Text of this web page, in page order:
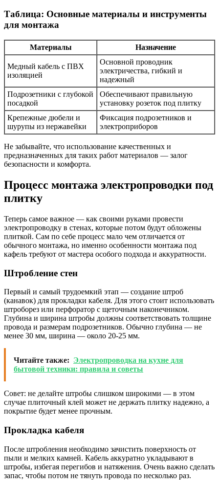
Таблица: Основные материалы и инструменты
для монтажа
Материалы Назначение
Медный кабель с ПВХ
изоляцией
Основной проводник
электричества, гибкий и
надежный
Подрозетники с глубокой
посадкой
Обеспечивают правильную
установку розеток под плитку
Крепежные дюбели и
шурупы из нержавейки
Фиксация подрозетников и
электроприборов
Не забывайте, что использование качественных и
предназначенных для таких работ материалов — залог
безопасности и комфорта.
Процесс монтажа электропроводки под
плитку
Теперь самое важное — как своими руками провести
электропроводку в стенах, которые потом будут обложены
плиткой. Сам по себе процесс мало чем отличается от
обычного монтажа, но именно особенности монтажа под
кафель требуют от мастера особого подхода и аккуратности.
Штробление стен
Первый и самый трудоемкий этап — создание штроб
(канавок) для прокладки кабеля. Для этого стоит использовать
штроборез или перфоратор с щеточным наконечником.
Глубина и ширина штробы должны соответствовать толщине
провода и размерам подрозетников. Обычно глубина — не
менее 30 мм, ширина — около 20-25 мм.
Читайте также: Электропроводка на кухне для
бытовой техники: правила и советы
Совет: не делайте штробы слишком широкими — в этом
случае плиточный клей может не держать плитку надежно, а
покрытие будет менее прочным.
Прокладка кабеля
После штробления необходимо зачистить поверхность от
пыли и мелких камней. Кабель аккуратно укладывают в
штробы, избегая перегибов и натяжения. Очень важно сделать
запас, чтобы потом не тянуть провода по несколько раз.